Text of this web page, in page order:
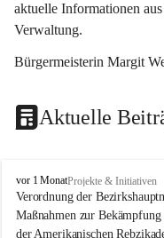
aktuelle Informationen
Verwaltung.
Bürgermeisterin Margit
Aktuelle
O
s
l
i
vor 1 MonatProjekte & Initiativen
Verordnung der
Maßnahmen zur
der Amerikanischen